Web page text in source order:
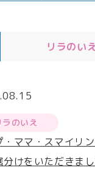
リラのい
ラのいえ
・ママ・スマイリ
分けをいただきま